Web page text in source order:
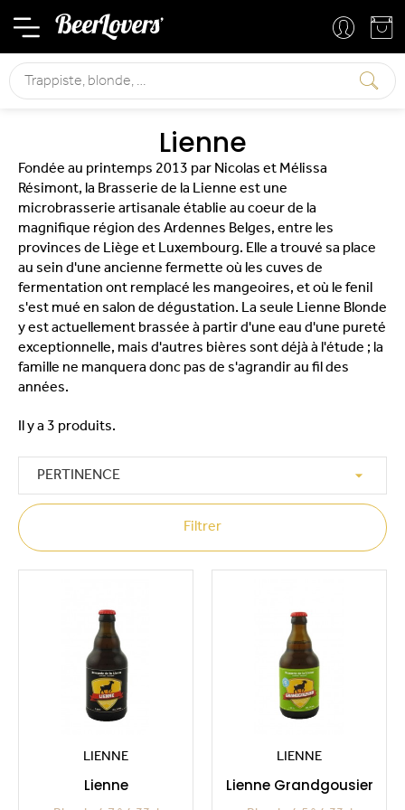
Lienne
Fondée au printemps 2013 par Nicolas et Mélissa
Résimont, la Brasserie de la Lienne est une
microbrasserie artisanale établie au coeur de la
magnifique région des Ardennes Belges, entre les
provinces de Liège et Luxembourg. Elle a trouvé sa place
au sein d'une ancienne fermette où les cuves de
fermentation ont remplacé les mangeoires, et où le fenil
s'est mué en salon de dégustation. La seule Lienne Blonde
y est actuellement brassée à partir d'une eau d'une pureté
exceptionnelle, mais d'autres bières sont déjà à l'étude ; la
famille ne manquera donc pas de s'agrandir au fil des
années.
Il y a 3 produits.
PERTINENCE 
Filtrer
LIENNE
Lienne
LIENNE
Lienne Grandgousier